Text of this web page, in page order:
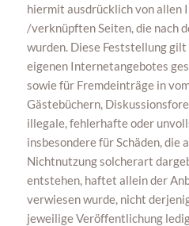
hiermit ausdrücklich von allen
/verknüpften Seiten, die nach
wurden. Diese Feststellung
eigenen Internetangebotes
sowie für Fremdeinträge in
Gästebüchern,
illegale, fehlerhafte oder
insbesondere für Schäden, die
Nichtnutzung solcherart
entstehen, haftet allein der
verwiesen wurde, nicht
jeweilige Veröffentlichung